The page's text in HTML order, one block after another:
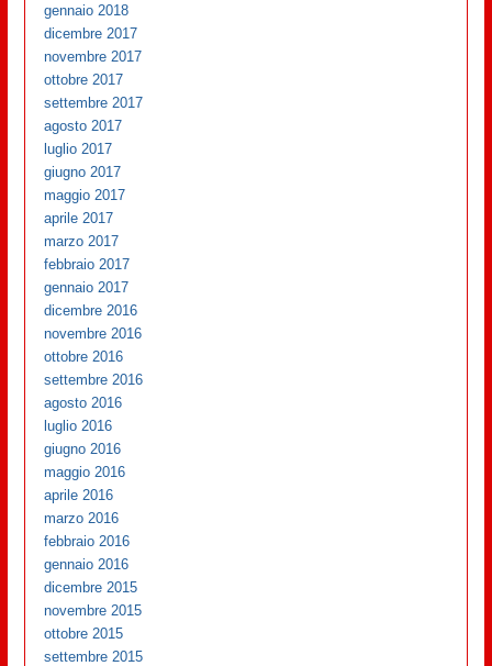
gennaio 2018
dicembre 2017
novembre 2017
ottobre 2017
settembre 2017
agosto 2017
luglio 2017
giugno 2017
maggio 2017
aprile 2017
marzo 2017
febbraio 2017
gennaio 2017
dicembre 2016
novembre 2016
ottobre 2016
settembre 2016
agosto 2016
luglio 2016
giugno 2016
maggio 2016
aprile 2016
marzo 2016
febbraio 2016
gennaio 2016
dicembre 2015
novembre 2015
ottobre 2015
settembre 2015